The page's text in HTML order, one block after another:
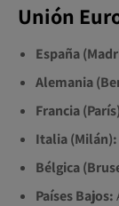
Unión
España
Alemania
Francia
Italia (Milán):
Bélgica
Países Bajos: